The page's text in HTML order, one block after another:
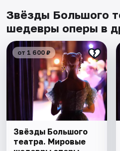
Звёзды Большого
шедевры оперы в
от 1 600 ₽
Звёзды Большого
театра. Мировые